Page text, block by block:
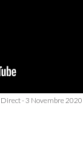
- 3 Novembre 2020